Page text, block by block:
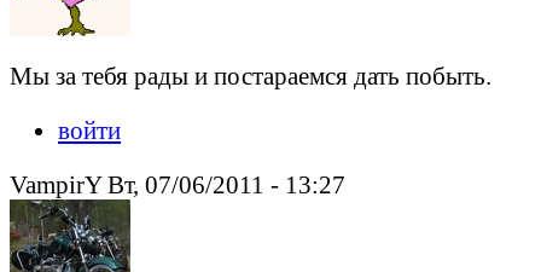
Мы за тебя рады и постараемся дать побыть.
войти
VampirY Вт, 07/06/2011 - 13:27